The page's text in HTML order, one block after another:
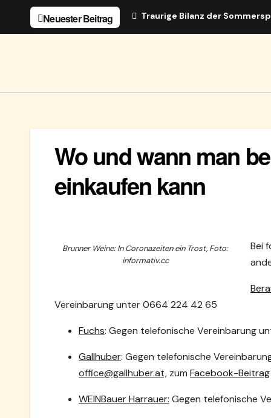
Neuester Beitrag Traurige Bilanz der
Wo und wann man
einkaufen kann
Brunner Weine: In Coronazeiten ein Trost, Foto:
informativ.cc
Bei
Vereinbarung unter 0664 224 42 65
Fuchs: Gegen telefonische Vereinbarung
Gallhuber: Gegen telefonische
office@gallhuber.at, zum Facebook-Beitrag
WEINBauer Harrauer: Gegen telefonische